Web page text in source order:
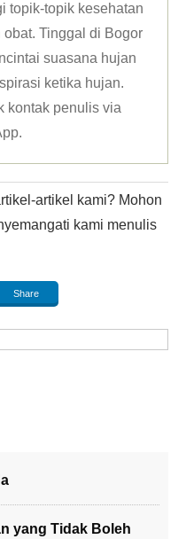
topik-topik kesehatan
Tinggal di Bogor
suasana hujan
ketika hujan.
kontak penulis via
.
artikel kami? Mohon
kami menulis
Share
yang Tidak Boleh